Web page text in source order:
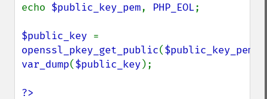
echo $public_key_pem, PHP_EOL;
$public_key
openssl_pkey_get_public($public_key_pem
var_dump($public_key);
?>